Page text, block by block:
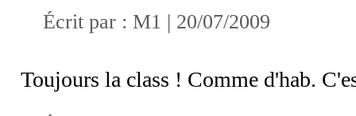
Écrit par : M1 | 20/07/2009
Toujours la class ! Comme d'hab.